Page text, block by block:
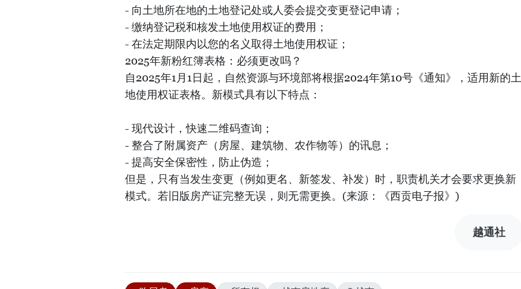
- 向土地所在地的土地登记处或人委会提交变更登记申请；
- 缴纳登记税和核发土地使用权证的费用；
- 在法定期限内以您的名义取得土地使用权证；
2025年新粉红簿表格：必须更改吗？
自2025年1月1日起，自然资源与环境部将根据2024年第10号《通知》，适用新的土
地使用权证表格。新模式具有以下特点：
- 现代设计，快速二维码查询；
- 整合了附属资产（房屋、建筑物、农作物等）的讯息；
- 提高安全保密性，防止伪造；
但是，只有当发生变更（例如更名、新签发、补发）时，职责机关才会要求更换新
模式。若旧版房产证完整无误，则无需更换。(来源：《西贡电子报》)
越通社